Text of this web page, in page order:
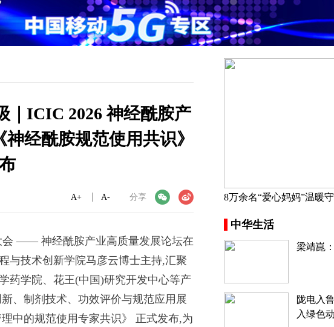
｜ICIC 2026 神经酰胺产
经酰胺规范使用共识》
分享
微信 微博
A+ A-
—— 神经酰胺产业高质量发展论坛在
与技术创新学院马彦云博士主持,汇聚
药学院、花王(中国)研究开发中心等产
、制剂技术、功效评价与规范应用展
中的规范使用专家共识》 正式发布,为
8万余名“爱心妈妈”温暖
中华生活
梁靖崑
陇电入
入绿色